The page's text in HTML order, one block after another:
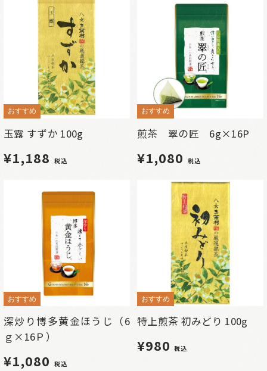
おすすめ
玉露 すずか 100g
¥1,188 税込
おすすめ
煎茶 翠の匠 6g×16P
¥1,080 税込
おすすめ
深炒り博多黄金ほうじ（6
ｇ×16Ｐ）
¥1,080 税込
おすすめ
特上煎茶 初みどり 100g
¥980税込